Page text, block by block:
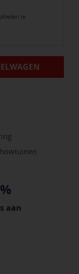
te
aan